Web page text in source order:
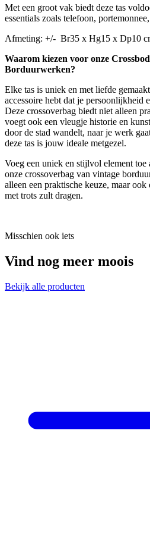
Met een groot vak biedt deze tas
essentials zoals telefoon,
Afmeting: +/- Br35 x Hg15 x Dp10
Waarom kiezen voor onze
Borduurwerken?
Elke tas is uniek en met liefde
accessoire hebt dat je persoonlijkheid
Deze crossoverbag biedt niet alleen
voegt ook een vleugje historie en
door de stad wandelt, naar je werk
deze tas is jouw ideale metgezel.
Voeg een uniek en stijlvol element toe
onze crossoverbag van vintage
alleen een praktische keuze, maar
met trots zult dragen.
Misschien ook iets
Vind nog meer moois
Bekijk alle producten